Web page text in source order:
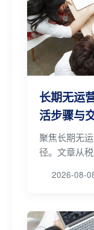
长期无运
活步骤与
聚焦长期无
径。文章从
2026-08-